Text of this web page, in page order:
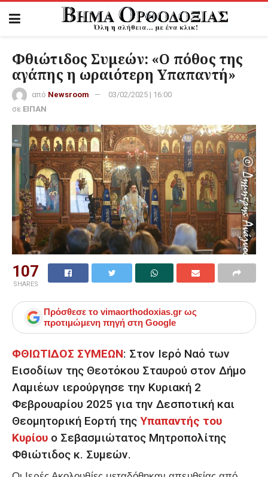
Φθιώτιδος Συμεών: «Ο πόθος της
αγάπης η ωραιότερη Υπαπαντή»
από Newsroom
03/02/2025 | 16:00
σε ΕΙΠΑΝ
107
SHARES
Πρόσθεσε το vimaorthodoxias.gr ως
προτιμώμενη πηγή στη Google
ΦΘΙΩΤΙΔΟΣ ΣΥΜΕΩΝ: Στον Ιερό Ναό των
Εισοδίων της Θεοτόκου Σταυρού στον Δήμο
Λαμιέων ιερούργησε την Κυριακή 2
Φεβρουαρίου 2025 για την Δεσποτική και
Θεομητορική Εορτή της Υπαπαντής του
Κυρίου ο Σεβασμιώτατος Μητροπολίτης
Φθιώτιδος κ. Συμεών.